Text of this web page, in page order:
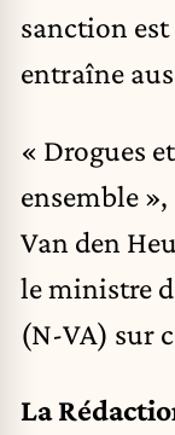
sanction
entraîne
« Drogues
ensemble
Van den
le ministre
(N-VA) sur
La